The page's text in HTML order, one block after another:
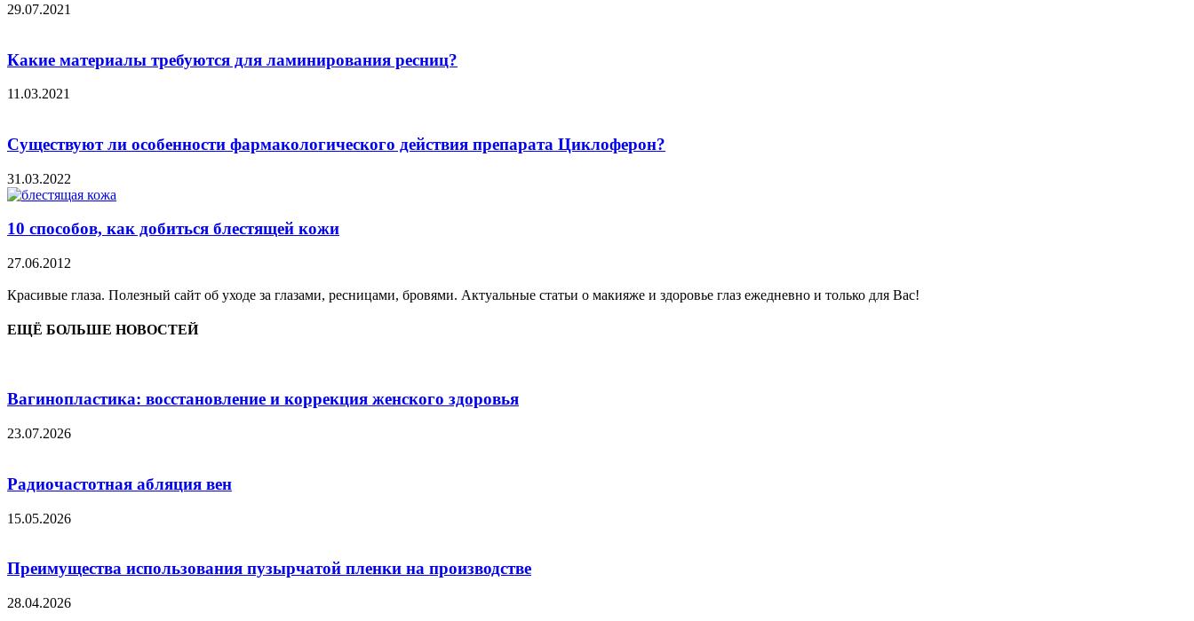
29.07.2021
Какие материалы требуются для ламинирования ресниц?
11.03.2021
Существуют ли особенности фармакологического действия препарата Циклоферон?
31.03.2022
10 способов, как добиться блестящей кожи
27.06.2012
Красивые глаза. Полезный сайт об уходе за глазами, ресницами, бровями. Актуальные статьи о макияже и здоровье глаз ежедневно и только для Вас!
ЕЩЁ БОЛЬШЕ НОВОСТЕЙ
Вагинопластика: восстановление и коррекция женского здоровья
23.07.2026
Радиочастотная абляция вен
15.05.2026
Преимущества использования пузырчатой пленки на производстве
28.04.2026